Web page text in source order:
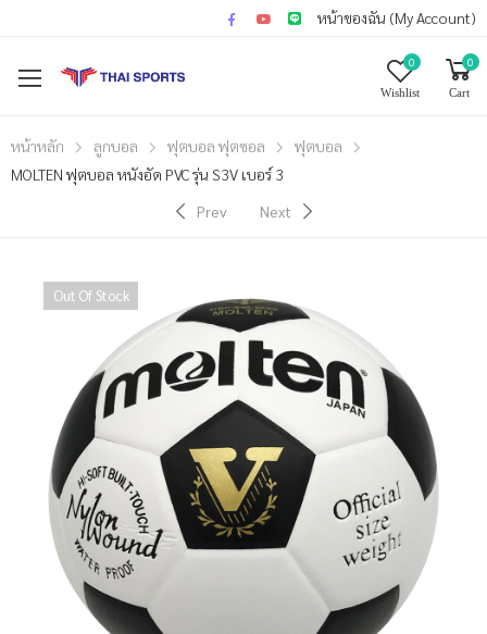
หน้าของฉัน (My Account)
0
Wishlist
0
Cart
หน้าหลัก ลูกบอล ฟุตบอล ฟุตซอล
ฟุตบอล
MOLTEN ฟุตบอล หนังอัด PVC รุ่น S3V เบอร์ 3
Prev
Next
Out Of Stock